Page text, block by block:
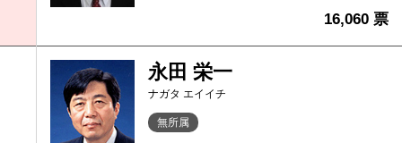
16,060 票
永田 栄一
ナガタ エイイチ
無所属